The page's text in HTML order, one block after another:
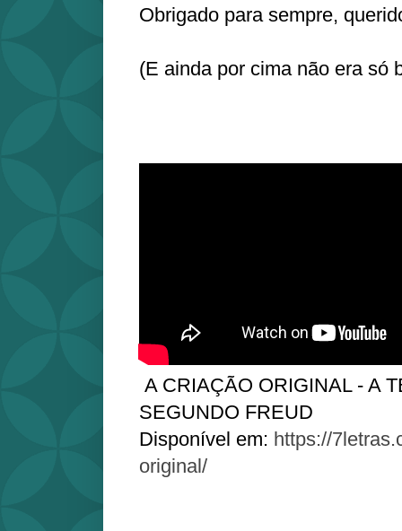
Obrigado para sempre,
(E ainda por cima não era só
A CRIAÇÃO ORIGINAL - A
SEGUNDO FREUD
Disponível em: https://
original/